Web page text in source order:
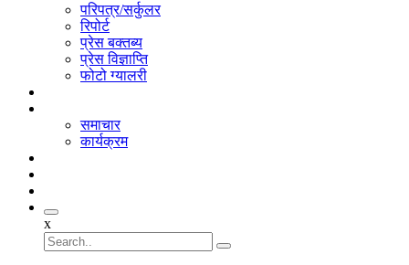
परिपत्र/सर्कुलर
रिपोर्ट
प्रेस बक्तब्य
प्रेस विज्ञाप्ति
फोटो ग्यालरी
समाचार
कार्यक्रम
x